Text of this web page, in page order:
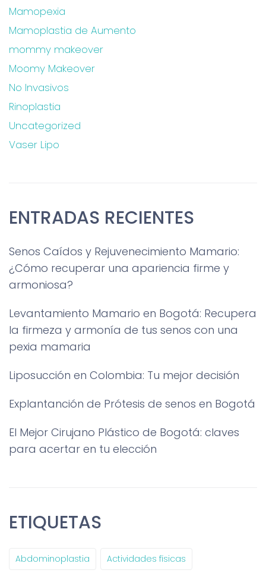
Mamopexia
Mamoplastia de Aumento
mommy makeover
Moomy Makeover
No Invasivos
Rinoplastia
Uncategorized
Vaser Lipo
ENTRADAS RECIENTES
Senos Caídos y Rejuvenecimiento Mamario:
¿Cómo recuperar una apariencia firme y
armoniosa?
Levantamiento Mamario en Bogotá: Recupera
la firmeza y armonía de tus senos con una
pexia mamaria
Liposucción en Colombia: Tu mejor decisión
Explantanción de Prótesis de senos en Bogotá
El Mejor Cirujano Plástico de Bogotá: claves
para acertar en tu elección
ETIQUETAS
Abdominoplastia Actividades físicas